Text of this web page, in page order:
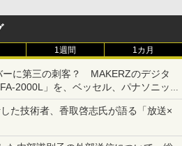
1週間 1カ月
ーに第三の刺客？ MAKERZのデジタ
2000L」を、ベッセル、パナソニッ
ワークグッズ・ミニレビュー 第165
た技術者、香取啓志氏が語る「放送×